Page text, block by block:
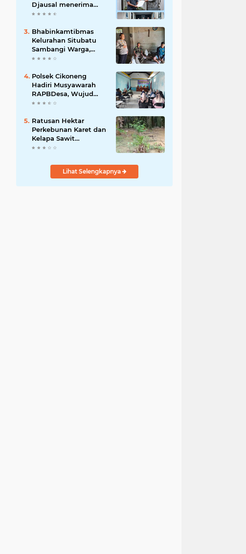
Djausal menerima
Senior Executive
Association for
Construction (JAC)
Yugo Okamoto dalam
pertemuan resmi
Bhabinkamtibmas
Kelurahan Situbatu
Sambangi Warga,
Perkuat Silaturahmi
Wilayah
Polsek Cikoneng
Hadiri Musyawarah
RAPBDesa, Wujud
Peran Polri Kawal
Kamtibmas Desa
Sindangkasih
Ratusan Hektar
Perkebunan Karet dan
Kelapa Sawit
terendam banjir
Lihat Selengkapnya